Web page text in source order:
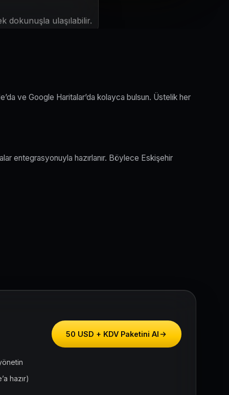
dokunuşla ulaşılabilir.
ve Google Haritalar’da kolayca bulsun. Üstelik her
entegrasyonuyla hazırlanır. Böylece Eskişehir
50 USD + KDV Paketini Al
hazır)